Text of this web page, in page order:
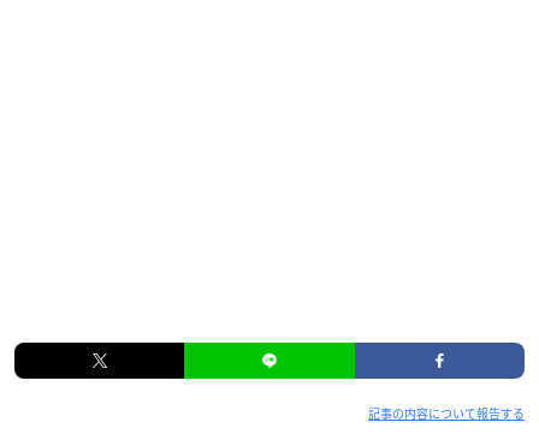
記事の内容について報告する